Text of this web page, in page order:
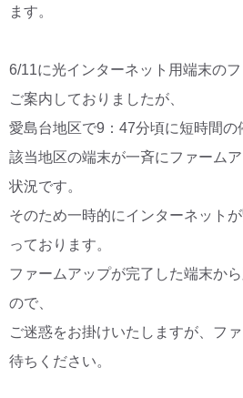
ます。
6/11に光インターネット用端末の
ご案内しておりましたが、
愛島台地区で9：47分頃に短時間の
該当地区の端末が一斉にファーム
状況です。
そのため一時的にインターネット
っております。
ファームアップが完了した端末か
ので、
ご迷惑をお掛けいたしますが、フ
待ちください。